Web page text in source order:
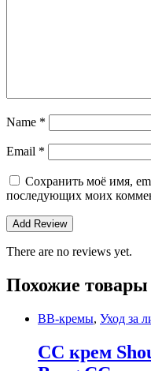
Name *
Email *
Сохранить моё имя,
последующих моих
There are no reviews yet.
Похожие товары
BB-кремы, Уход за
СС крем